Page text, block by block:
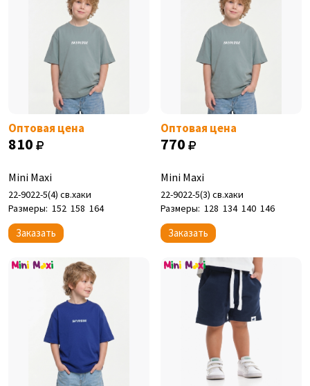
Оптовая цена
810
Mini Maxi
22-9022-5(4) св.хаки
Размеры: 152 158 164
Заказать
Оптовая цена
770
Mini Maxi
22-9022-5(3) св.хаки
Размеры: 128 134 140 146
Заказать